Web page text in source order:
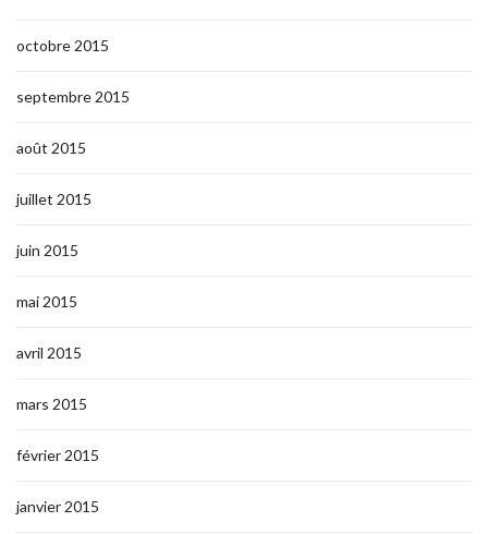
octobre 2015
septembre 2015
août 2015
juillet 2015
juin 2015
mai 2015
avril 2015
mars 2015
février 2015
janvier 2015